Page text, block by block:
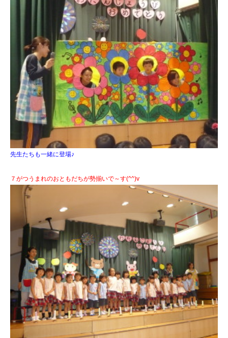
先生たちも一緒に登場♪
７がつうまれのおともだちが勢揃いで～す(^^)v